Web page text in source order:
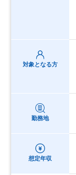
対象となる方
勤務地
想定年収